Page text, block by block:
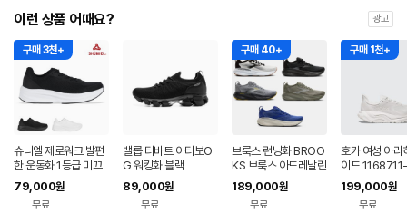
이런 상품 어때요? 광고
구매 3천+
슈니엘 제로워크 발편
한 운동화 1등급 미끄
럼방지 키높이 런닝화
79,000원
무료
밸롭 티바트 아티보O
G 워킹화 블랙
89,000원
무료
구매 40+
브룩스 런닝화 BROO
KS 브룩스 아드레날린
GTS 25 워킹화 남자
러닝화 (5colors)
189,000원
무료
구매 1천+
호카 여성 아라
이드
199,000원
무료